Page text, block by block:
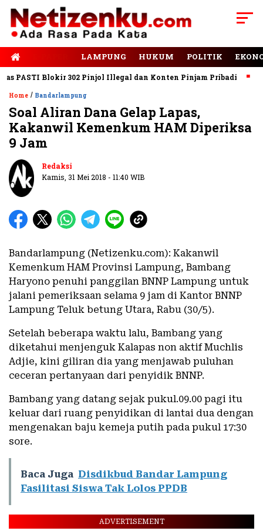
LAMPUNG HUKUM POLITIK
Blokir 302 Pinjol Illegal dan Konten Pinjam Pribadi
Home / Bandarlampung
Soal Aliran Dana Gelap Lapas,
Kakanwil Kemenkum HAM Diperiksa
9 Jam
Redaksi
Kamis, 31 Mei 2018 - 11:40 WIB
Bandarlampung (Netizenku.com): Kakanwil
Kemenkum HAM Provinsi Lampung, Bambang
Haryono penuhi panggilan BNNP Lampung untuk
jalani pemeriksaan selama 9 jam di Kantor BNNP
Lampung Teluk betung Utara, Rabu (30/5).
Setelah beberapa waktu lalu, Bambang yang
diketahui menjenguk Kalapas non aktif Muchlis
Adjie, kini giliran dia yang menjawab puluhan
ceceran pertanyaan dari penyidik BNNP.
Bambang yang datang sejak pukul.09.00 pagi itu
keluar dari ruang penyidikan di lantai dua dengan
mengenakan baju kemeja putih pada pukul 17:30
sore.
Baca Juga Disdikbud Bandar Lampung
Fasilitasi Siswa Tak Lolos PPDB
ADVERTISEMENT